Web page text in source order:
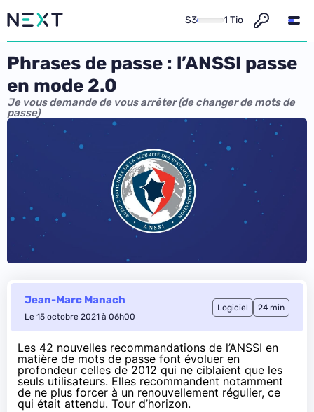
S3 1 Tio
Phrases de passe : l’ANSSI passe
en mode 2.0
Je vous demande de vous arrêter (de changer de mots de
passe)
Jean-Marc Manach
Le 15 octobre 2021 à 06h00
Logiciel 24 min
Les 42 nouvelles recommandations de l’ANSSI en
matière de mots de passe font évoluer en
profondeur celles de 2012 qui ne ciblaient que les
seuls utilisateurs. Elles recommandent notamment
de ne plus forcer à un renouvellement régulier, ce
qui était attendu. Tour d’horizon.